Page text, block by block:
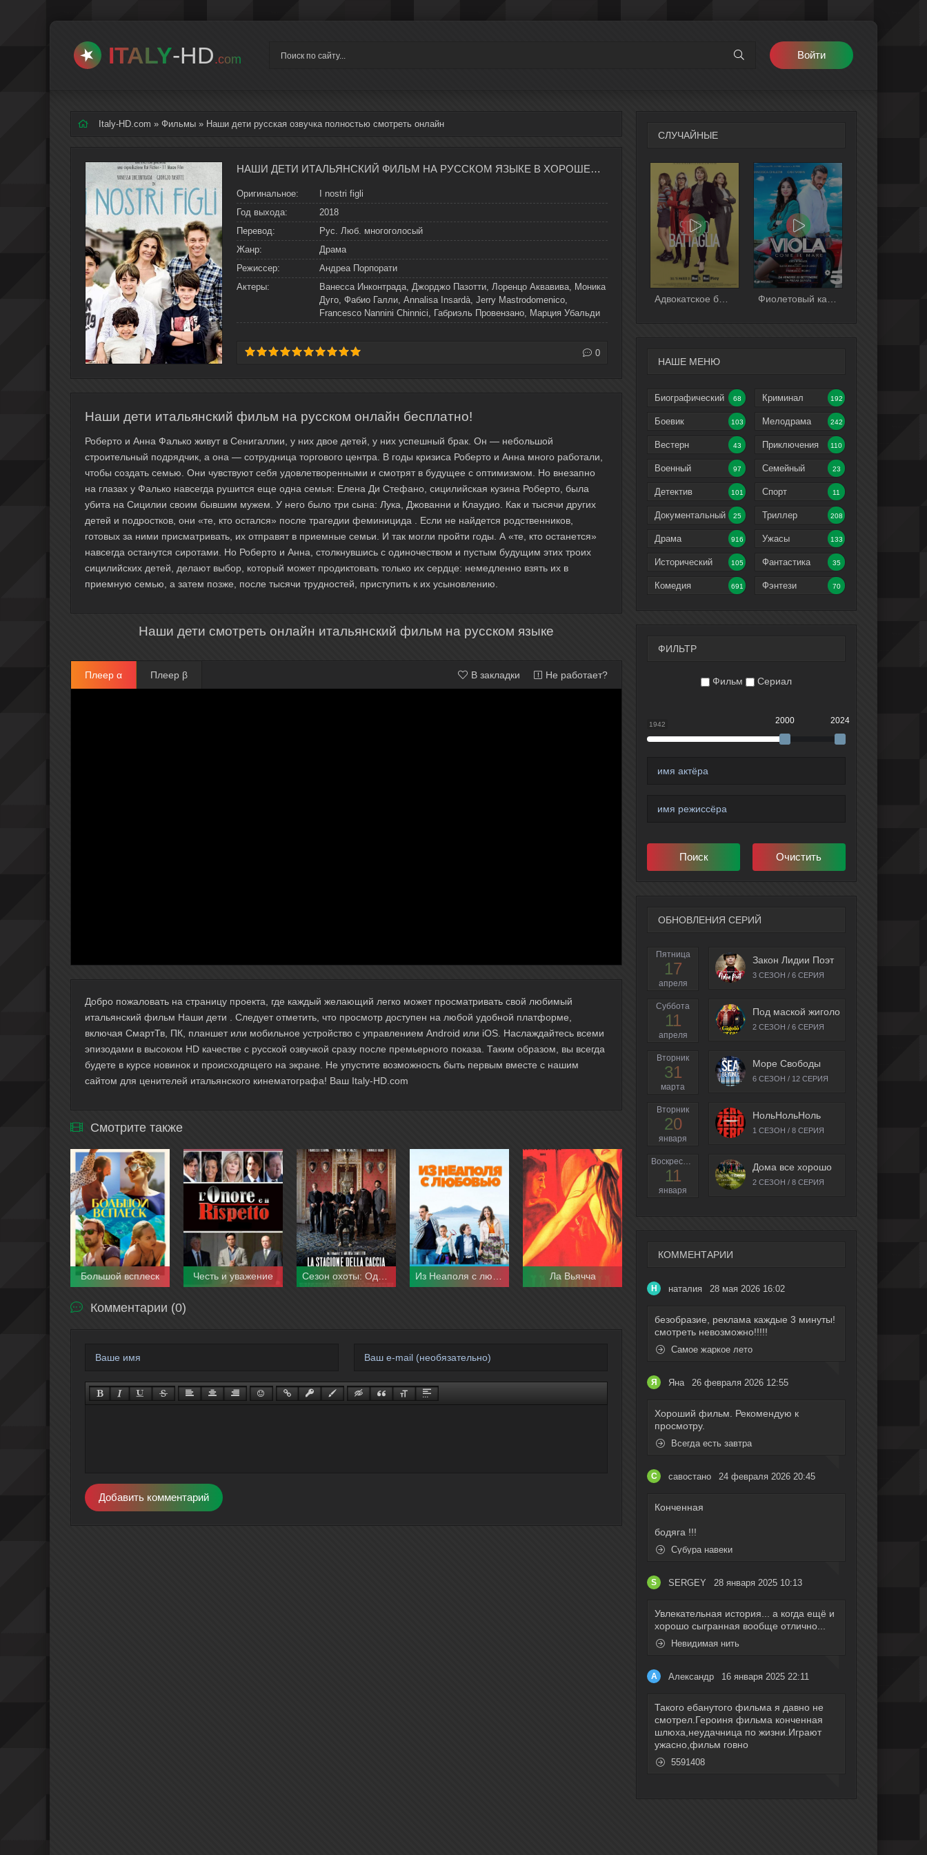
ITALY-HD.com Войти
СЛУЧАЙНЫЕ
Адвокатское бюро Батталья Фиолетовый как море
НАШЕ МЕНЮ
Биографический 68
Боевик 103
Вестерн 43
Военный 97
Детектив 101
Документальный 25
Драма 916
Исторический 105
Комедия 691
Криминал 192
Мелодрама 242
Приключения 110
Семейный 23
Спорт 11
Триллер 208
Ужасы 133
Фантастика 35
Фэнтези 70
ФИЛЬТР
Фильм Сериал
1942 2000 2024
ОБНОВЛЕНИЯ СЕРИЙ
Пятница
17
апреля
Закон Лидии Поэт
3 СЕЗОН / 6 СЕРИЯ
Суббота
11
апреля
Под маской жиголо
2 СЕЗОН / 6 СЕРИЯ
Вторник
31
марта
Море Свободы
6 СЕЗОН / 12 СЕРИЯ
Вторник
20
января
НольНольНоль
1 СЕЗОН / 8 СЕРИЯ
Воскресенье
11
января
Дома все хорошо
2 СЕЗОН / 8 СЕРИЯ
КОММЕНТАРИИ
Н наталия 28 мая 2026 16:02
безобразие, реклама каждые 3 минуты!
смотреть невозможно!!!!!
Самое жаркое лето
Я Яна 26 февраля 2026 12:55
Хороший фильм. Рекомендую к
просмотру.
Всегда есть завтра
С савостано 24 февраля 2026 20:45
Конченная
бодяга !!!
Субура навеки
S SERGEY 28 января 2025 10:13
Увлекательная история... а когда ещё и
хорошо сыгранная вообще отлично...
Невидимая нить
А Александр 16 января 2025 22:11
Такого ебанутого фильма я давно не
смотрел.Героиня фильма конченная
шлюха,неудачница по жизни.Играют
ужасно,фильм говно
5591408
Italy-HD.com » Фильмы » Наши дети русская озвучка полностью смотреть онлайн
НАШИ ДЕТИ ИТАЛЬЯНСКИЙ ФИЛЬМ НА РУССКОМ ЯЗЫКЕ В ХОРОШЕМ КАЧЕСТВЕ
Оригинальное:
I nostri figli
Год выхода:
2018
Перевод:
Рус. Люб. многоголосый
Жанр:
Драма
Режиссер:
Андреа Порпорати
Актеры:
Ванесса Инконтрада, Джорджо Пазотти, Лоренцо Аквавива, Моника
Дуго, Фабио Галли, Annalisa Insardà, Jerry Mastrodomenico,
Francesco Nannini Chinnici, Габриэль Провензано, Марция Убальди
0
Наши дети итальянский фильм на русском онлайн бесплатно!
Роберто и Анна Фалько живут в Сенигаллии, у них двое детей, у них успешный брак. Он — небольшой
строительный подрядчик, а она — сотрудница торгового центра. В годы кризиса Роберто и Анна много работали,
чтобы создать семью. Они чувствуют себя удовлетворенными и смотрят в будущее с оптимизмом. Но внезапно
на глазах у Фалько навсегда рушится еще одна семья: Елена Ди Стефано, сицилийская кузина Роберто, была
убита на Сицилии своим бывшим мужем. У него было три сына: Лука, Джованни и Клаудио. Как и тысячи других
детей и подростков, они «те, кто остался» после трагедии феминицида . Если не найдется родственников,
готовых за ними присматривать, их отправят в приемные семьи. И так могли пройти годы. А «те, кто останется»
навсегда останутся сиротами. Но Роберто и Анна, столкнувшись с одиночеством и пустым будущим этих троих
сицилийских детей, делают выбор, который может продиктовать только их сердце: немедленно взять их в
приемную семью, а затем позже, после тысячи трудностей, приступить к их усыновлению.
Наши дети смотреть онлайн итальянский фильм на русском языке
Плеер α Плеер β В закладки Не работает?
Добро пожаловать на страницу проекта, где каждый желающий легко может просматривать свой любимый
итальянский фильм Наши дети . Следует отметить, что просмотр доступен на любой удобной платформе,
включая СмартТв, ПК, планшет или мобильное устройство с управлением Android или iOS. Наслаждайтесь всеми
эпизодами в высоком HD качестве с русской озвучкой сразу после премьерного показа. Таким образом, вы всегда
будете в курсе новинок и происходящего на экране. Не упустите возможность быть первым вместе с нашим
сайтом для ценителей итальянского кинематографа! Ваш Italy-HD.com
Смотрите также
Большой всплеск Честь и уважение Ла Вьячча
Комментарии (0)
Добавить комментарий